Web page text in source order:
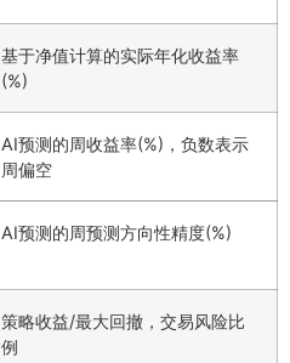
基于净值计算的实际年化收益率
(%)
AI预测的周收益率(%)，负数表示
周偏空
AI预测的周预测方向性精度(%)
策略收益/最大回撤，交易风险比
例